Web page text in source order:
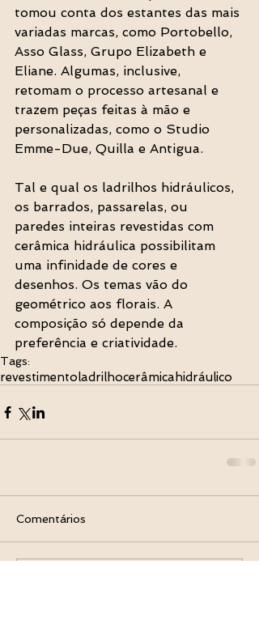
tomou conta dos estantes das mais
variadas marcas, como Portobello,
Asso Glass, Grupo Elizabeth e
Eliane. Algumas, inclusive,
retomam o processo artesanal e
trazem peças feitas à mão e
personalizadas, como o Studio
Emme-Due, Quilla e Antigua.
Tal e qual os ladrilhos hidráulicos,
os barrados, passarelas, ou
paredes inteiras revestidas com
cerâmica hidráulica possibilitam
uma infinidade de cores e
desenhos. Os temas vão do
geométrico aos florais. A
composição só depende da
preferência e criatividade.
Tags:
revestimentoladrilhocerâmica hidráulico
Comentários